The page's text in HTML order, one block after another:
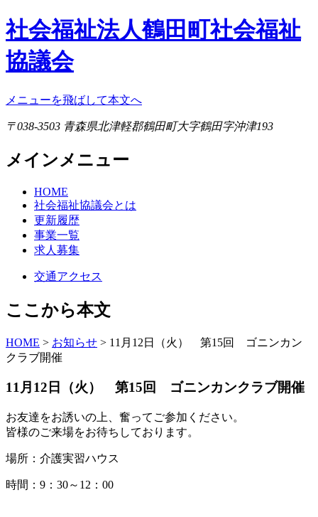
社会福祉法人鶴田町社会福祉
協議会
メニューを飛ばして本文へ
〒038-3503 青森県北津軽郡鶴田町大字鶴田字沖津193
メインメニュー
HOME
社会福祉協議会とは
更新履歴
事業一覧
求人募集
交通アクセス
ここから本文
HOME > お知らせ > 11月12日（火） 第15回 ゴニンカン
クラブ開催
11月12日（火） 第15回 ゴニンカンクラブ開催
お友達をお誘いの上、奮ってご参加ください。
皆様のご来場をお待ちしております。
場所：介護実習ハウス
時間：9：30～12：00